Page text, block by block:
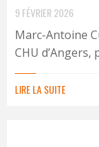
9 FÉVRIER 2026
Marc-Antoine
CHU d’Angers,
LIRE LA SUITE